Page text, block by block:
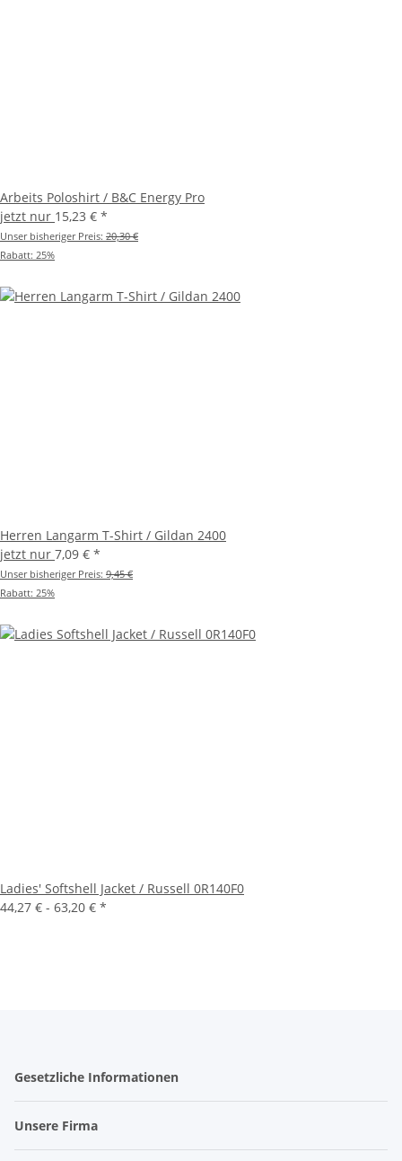
Arbeits Poloshirt / B&C Energy Pro
jetzt nur 15,23 € *
Unser bisheriger Preis: 20,30 €
Rabatt: 25%
Herren Langarm T-Shirt / Gildan 2400
jetzt nur 7,09 € *
Unser bisheriger Preis: 9,45 €
Rabatt: 25%
Ladies' Softshell Jacket / Russell 0R140F0
44,27 € - 63,20 € *
Gesetzliche Informationen
Unsere Firma